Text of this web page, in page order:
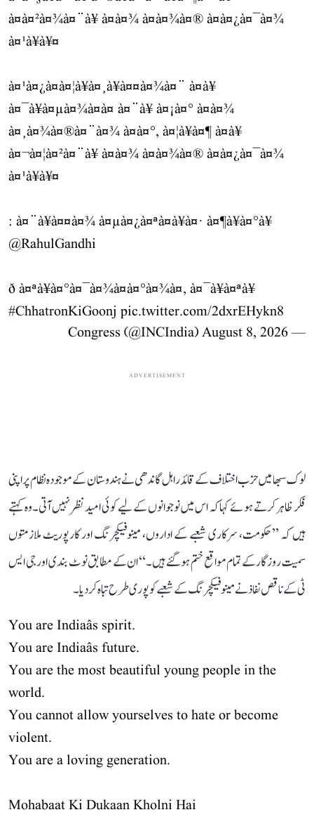
à¤à¤²à¤¾à¤¨à¥ à¤à¤¾ à¤à¤¾à¤® à¤à¤¿à¤¯à¤¾
à¤¹à¥à¥¤
à¤¹à¤¿à¤à¤¦à¥à¤¸à¥à¤¤à¤¾à¤¨ à¤à¥
à¤¯à¥à¤µà¤¾à¤à¤ à¤¨à¥ à¤¡à¤° à¤à¤¾
à¤¸à¤¾à¤®à¤¨à¤¾ à¤à¤°, à¤¦à¥à¤¶ à¤à¥
à¤¬à¤¦à¤²à¤¨à¥ à¤à¤¾ à¤à¤¾à¤® à¤à¤¿à¤¯à¤¾
à¤¹à¥à¥¤
: à¤¨à¥à¤¤à¤¾ à¤µà¤¿à¤ªà¤à¥à¤· à¤¶à¥à¤°à¥
@RahulGandhi
ð à¤ªà¥à¤°à¤¯à¤¾à¤à¤°à¤¾à¤, à¤¯à¥à¤ªà¥
#ChhatronKiGoonj pic.twitter.com/2dxrEHykn8
— Congress (@INCIndia)
August 8, 2026
ADVERTISEMENT
لوک سبھا میں حزب اختلاف کے قائد راہل گاندھی نے ہندوستان کے موجودہ نظام پر اپنی
فکر ظاہر کرتے ہوئے کہا کہ اس میں نوجوانوں کے لیے کوئی امید نظر نہیں آتی۔ وہ کہتے
ہیں کہ ’’حکومت، سرکاری شعبے کے اداروں، مینوفیکچرنگ اور کارپوریٹ ملازمتوں
سمیت روزگار کے تمام مواقع ختم ہو گئے ہیں۔‘‘ ان کے مطابق نوٹ بندی اور جی ایس
ٹی کے ناقص نفاذ نے مینوفیکچرنگ کے شعبے کو پوری طرح تباہ کر دیا۔
You are Indiaâs spirit.
You are Indiaâs future.
You are the most beautiful young people in the
world.
You cannot allow yourselves to hate or become
violent.
You are a loving generation.
Mohabaat Ki Dukaan Kholni Hai